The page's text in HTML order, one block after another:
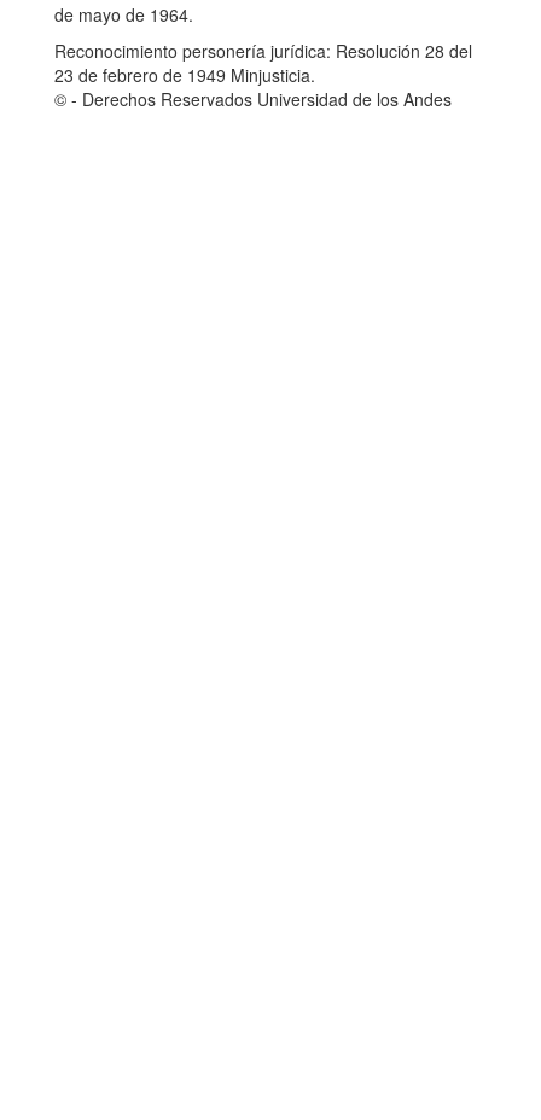
de mayo de 1964.
Reconocimiento personería jurídica: Resolución 28 del
23 de febrero de 1949 Minjusticia.
© - Derechos Reservados Universidad de los Andes